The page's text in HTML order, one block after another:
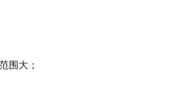
围大；